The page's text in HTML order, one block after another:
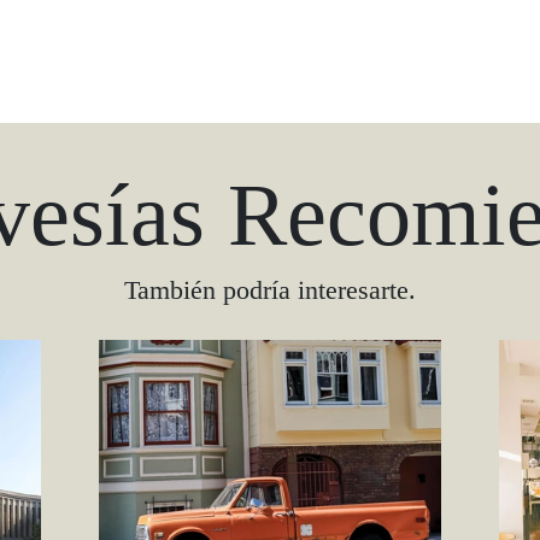
También podría interesarte.